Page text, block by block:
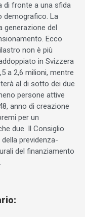
di fronte a una sfida
demografico. La
generazione del
Ecco
non è più
in Svizzera
a 2,6 milioni, mentre
al di sotto dei due
persone attive
anno di creazione
per un
due. Il Consiglio
previdenza-
del finanziamento